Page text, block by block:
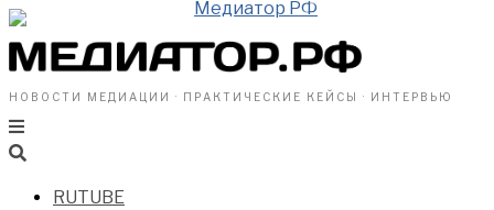
НОВОСТИ МЕДИАЦИИ · ПРАКТИЧЕСКИЕ КЕЙСЫ · ИНТЕРВЬЮ
RUTUBE